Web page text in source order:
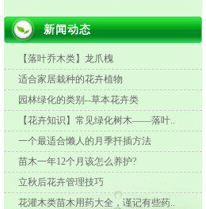
新闻动态
【落叶乔木类】龙爪槐
适合家居栽种的花卉植物
园林绿化的类别--草本花卉类
【花卉知识】常见绿化树木——落叶..
一个最适合懒人的月季扦插方法
苗木一年12个月该怎么养护?
立秋后花卉管理技巧
花灌木类苗木用药大全，谨记有些药..